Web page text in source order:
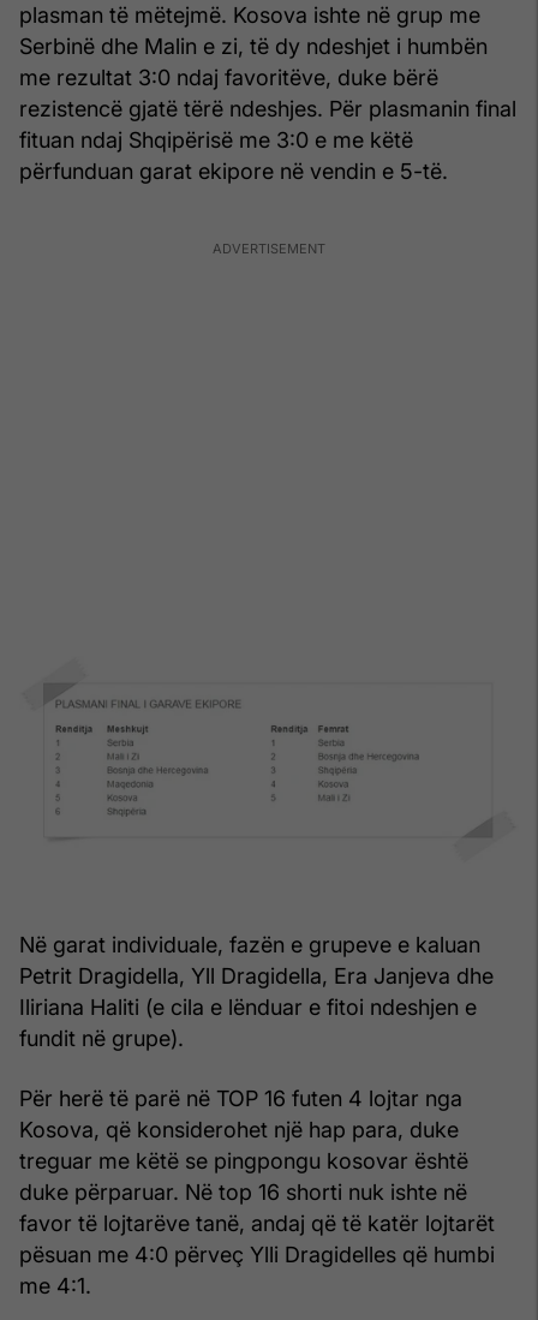
plasman të mëtejmë. Kosova ishte në grup me
Serbinë dhe Malin e zi, të dy ndeshjet i humbën
me rezultat 3:0 ndaj favoritëve, duke bërë
rezistencë gjatë tërë ndeshjes. Për plasmanin final
fituan ndaj Shqipërisë me 3:0 e me këtë
përfunduan garat ekipore në vendin e 5-të.
Në garat individuale, fazën e grupeve e kaluan
Petrit Dragidella, Yll Dragidella, Era Janjeva dhe
Iliriana Haliti (e cila e lënduar e fitoi ndeshjen e
fundit në grupe).
Për herë të parë në TOP 16 futen 4 lojtar nga
Kosova, që konsiderohet një hap para, duke
treguar me këtë se pingpongu kosovar është
duke përparuar. Në top 16 shorti nuk ishte në
favor të lojtarëve tanë, andaj që të katër lojtarët
pësuan me 4:0 përveç Ylli Dragidelles që humbi
me 4:1.